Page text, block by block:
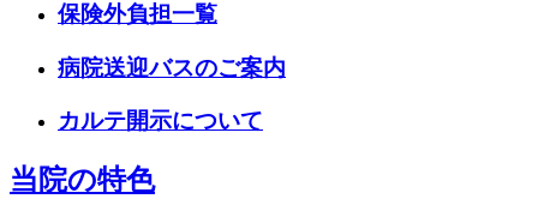
保険外負担一覧
病院送迎バスのご案内
カルテ開示について
当院の特色